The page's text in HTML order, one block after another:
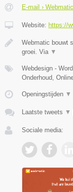
E-mail › Webmatic
Website: https://
Webmatic bouwt
groei. Via ▼
Webdesign -
Onderhoud,
Openingstijden ▼
Laatste tweets ▼
Sociale media: